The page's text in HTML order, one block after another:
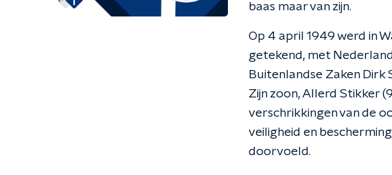
baas maar van zijn.
Op 4 april 1949 werd in
getekend, met
Buitenlandse Zaken Dirk
Zijn zoon, Allerd Stikker
verschrikkingen van de
veiligheid en
doorvoeld.